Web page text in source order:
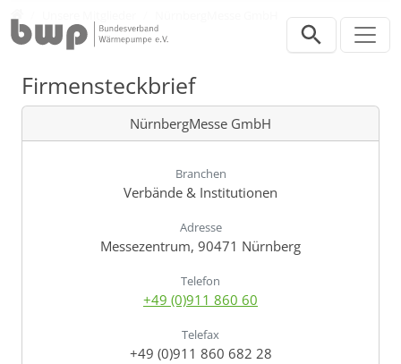
Firmensteckbrief
NürnbergMesse GmbH
Branchen
Verbände & Institutionen
Adresse
Messezentrum, 90471 Nürnberg
Telefon
+49 (0)911 860 60
Telefax
+49 (0)911 860 682 28